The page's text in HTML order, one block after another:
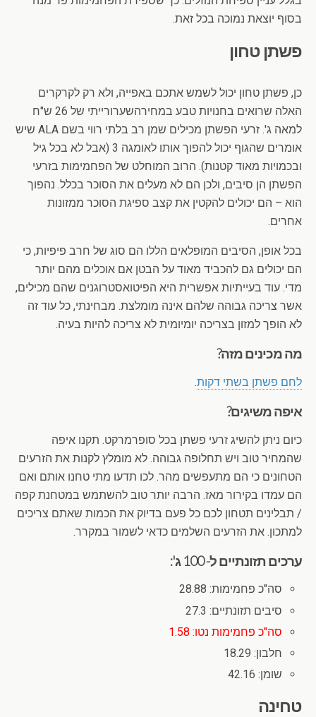
בסוף יוצאת נמוכה בכל זאת.
פשתן טחון
כן, פשתן טחון יכול לשמש אתכם באפייה, ולא רק לקרקרים
האלה שרואים בחנויות טבע במחירהשערורייתי של 26 ש"ח
למאה ג'. זרעי הפשתן מכילים שמן רב בלתי רווי בשם ALA שיש
אומרים שהגוף יכול להפוך אותו לאומגה 3 (אבל לא בכל גיל
ובכמויות מאוד קטנות). הרוב המוחלט של הפחמימות בזרעי
הפשתן הן סיבים, ולכן הם לא מעלים את הסוכר בכלל. נהפוך
הוא – הם יכולים להקטין את קצב ספיגת הסוכר ממזונות
אחרים.
בכל אופן, הסיבים המופלאים הללו הם סוג של חרב פיפיות, כי
הם יכולים גם להכביד מאוד על הבטן אם אוכלים מהם יותר
מדי. עוד בעייתיות אפשרית היא הפיטואסטרוגנים שהם מכילים,
אשר צריכה גבוהה שלהם אינה מומלצת. מבחינתי, כל עוד זה
לא הופך למזון בצריכה יומיומית לא צריכה להיות בעיה.
מה מכינים מזה?
לחם פשתן בשתי דקות.
איפה משיגים?
כיום ניתן להשיג זרעי פשתן בכל סופרמרקט. תקנו איפה
שהמחיר טוב ויש תחלופה גבוהה. לא מומלץ לקנות את הזרעים
הטחונים כי הם מתעפשים מהר. לכו תדעו מתי טחנו אותם ואם
הם עמדו בקירור מאז. הרבה יותר טוב להשתמש במטחנת קפה
/ תבלינים תטחון לכם כל פעם בדיוק את הכמות שאתם צריכים
למתכון. את הזרעים השלמים כדאי לשמור במקרר.
ערכים תזונתיים ל- 100 ג':
סה"כ פחמימות: 28.88
סיבים תזונתיים: 27.3
סה"כ פחמימות נטו: 1.58
חלבון: 18.29
שומן: 42.16
טחינה